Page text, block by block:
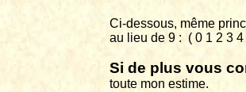
Ci-dessous, même
au lieu de 9 : ( 0 1 2 3
Si de plus vous
toute mon estime.